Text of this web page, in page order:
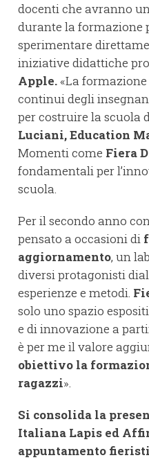
docenti che avranno
durante la formazione
sperimentare
iniziative didattiche
Apple.«La
continui degli
per costruire la scuola
Luciani, Education
Momenti come Fiera
fondamentali per
scuola.
Per il secondo anno
pensato a occasioni di
aggiornamento, un
diversi protagonisti
esperienze e metodi.
solo uno spazio
e di innovazione a
è per me il valore
obiettivo la
ragazzi».
Si consolida la
Italiana Lapis ed
appuntamento